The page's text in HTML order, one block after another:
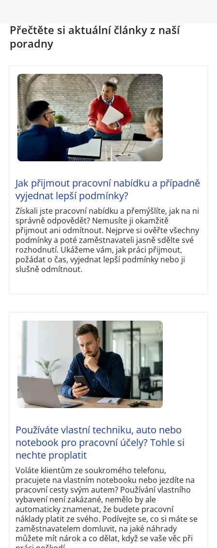
Přečtěte si aktuální články z naší
poradny
Jak přijmout pracovní nabídku a případně
vyjednat lepší podmínky?
Získali jste pracovní nabídku a přemýšlíte, jak na ni
správně odpovědět? Nemusíte ji okamžitě
přijmout ani odmítnout. Nejprve si ověřte všechny
podmínky a poté zaměstnavateli jasně sdělte své
rozhodnutí. Ukážeme vám, jak práci přijmout,
požádat o čas, vyjednat lepší podmínky nebo ji
slušně odmítnout.
Používáte vlastní techniku, auto nebo
notebook pro pracovní účely? Tohle si
nechte proplatit
Voláte klientům ze soukromého telefonu,
pracujete na vlastním notebooku nebo jezdíte na
pracovní cesty svým autem? Používání vlastního
vybavení není zakázané, nemělo by ale
automaticky znamenat, že budete pracovní
náklady platit ze svého. Podívejte se, co si máte se
zaměstnavatelem domluvit, na jaké náhrady
můžete mít nárok a co dělat, když se vaše věc při